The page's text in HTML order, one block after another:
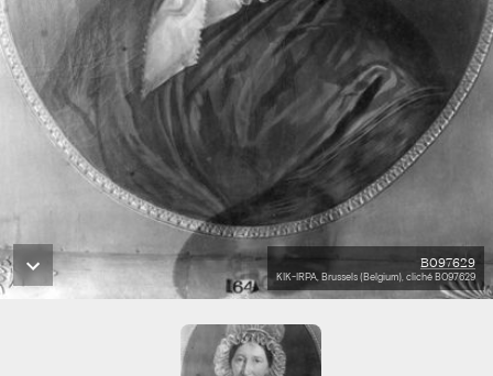
B097629
KIK-IRPA, Brussels (Belgium), cliché B097629